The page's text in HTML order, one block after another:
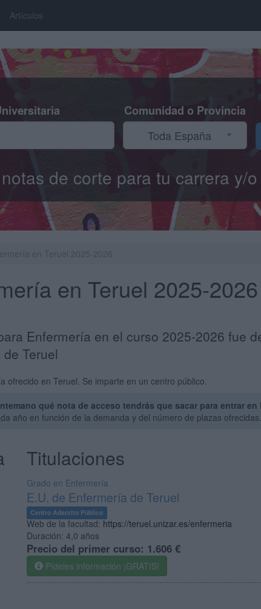
Artículos
Comunidad o Provincia
Toda España
de corte para tu carrera y/
en Teruel 2025-2026
Enfermería en el curso 2025-2026 fue
Teruel
ofrecido en Teruel. Se imparte en un centro público.
qué nota de acceso tendrás que sacar para entrar en
año en función de la demanda y del número de plazas ofrecidas.
Titulaciones
Grado en Enfermería
E.U. de Enfermería de Teruel
Centro Adscrito Público
Web de la facultad: https://teruel.unizar.es/enfermeria
Duración: 4,0 años
Precio del primer curso: 1.606 €
Pídeles información ¡GRATIS!